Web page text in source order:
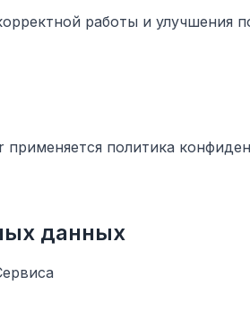
работы и улучшения
политика
данных